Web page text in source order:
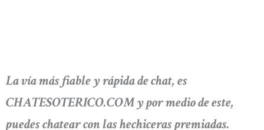
La vía más fiable y rápida de chat, es
CHATESOTERICO.COM y por medio de este,
puedes chatear con las hechiceras premiadas.